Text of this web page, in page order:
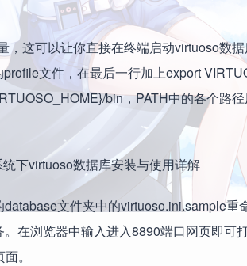
这可以让你直接在终端启动virtuoso数
文件，在最后一行加上export
bin，PATH中的各个路
文件夹中的virtuoso.ini.sample重
在浏览器中输入进入8890端口网页即可
。